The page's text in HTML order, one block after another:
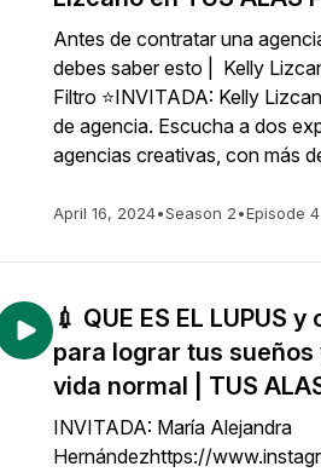
Antes de contratar una
debes saber esto | Kelly
Filtro ⭐INVITADA: Kelly
de agencia. Escucha a dos
agencias creativas, con más
April 16, 2024•Season 2•Episode 4
💉 QUE ES EL LUPUS
para lograr tus sueños
vida normal | TUS
INVITADA: María Alejandra
Hernándezhttps://